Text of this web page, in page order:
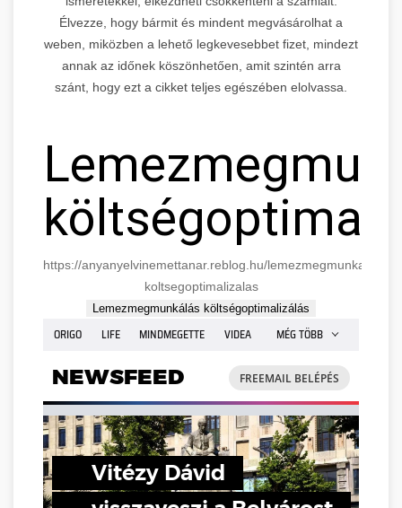
Élvezze, hogy bármit és mindent megvásárolhat a
weben, miközben a lehető legkevesebbet fizet, mindezt
annak az időnek köszönhetően, amit szintén arra
szánt, hogy ezt a cikket teljes egészében elolvassa.
https://anyanyelvinemettanar.reblog.hu/lemezmegmunkalas-
koltsegoptimalizalas
Lemezmegmunkálás költségoptimalizálás